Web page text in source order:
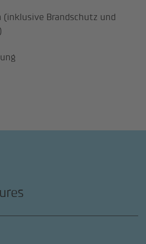
(inklusive Brandschutz und